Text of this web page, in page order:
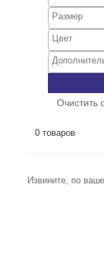
Очистить
0 товаров
Извините, по